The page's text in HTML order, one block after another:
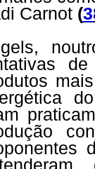
Carnot (